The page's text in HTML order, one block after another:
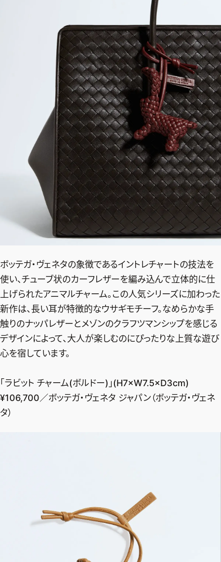
2026年9月号
最新号試し読み
デジタル版
購入
SHOPPING
エクラプレミアム通販
売れ筋ランキング
エクラ限定アイテム
イーバイエクラ
JOIN US
ボッテガ・ヴェネタの象徴であるイントレチャートの技法を
使い、チューブ状のカーフレザーを編み込んで立体的に仕
上げられたアニマルチャーム。この人気シリーズに加わった
新作は、長い耳が特徴的なウサギモチーフ。なめらかな手
触りのナッパレザーとメゾンのクラフツマンシップを感じる
デザインによって、大人が楽しむのにぴったりな上質な遊び
心を宿しています。
「ラビット チャーム(ボルドー)」(H7×W7.5×D3cm)
¥106,700／ボッテガ・ヴェネタ ジャパン（ボッテガ・ヴェネ
タ）